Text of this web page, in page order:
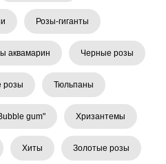
Розы-гиганты
аквамарин Черные розы
розы Тюльпаны
gum" Хризантемы
Хиты Золотые розы